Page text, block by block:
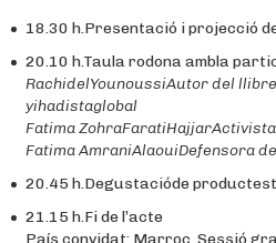
18.30 h.Presentació i projecció
20.10 h.Taula rodona ambla
RachidelYounoussiAutor del
yihadistaglobal
Fatima
Fatima AmraniAlaouiDefensora
20.45 h.Degustacióde
21.15 h.Fi de l’acte
País convidat: Marroc Sessió